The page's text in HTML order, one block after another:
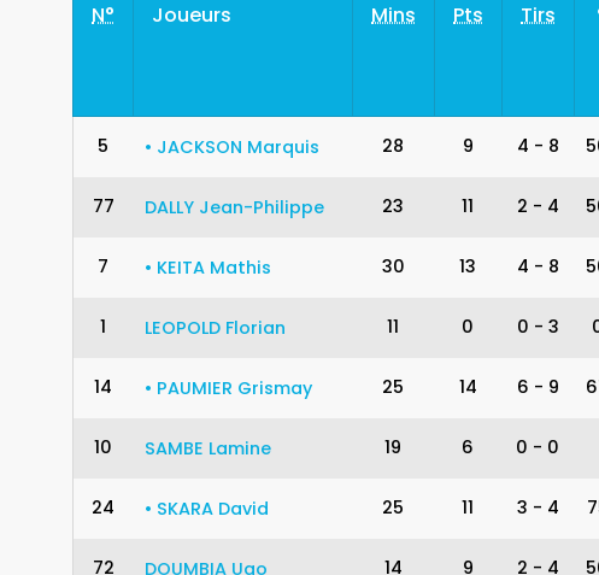
N° Joueurs Mins Pts Tirs
5 • JACKSON Marquis 28 9 4 - 8
77 DALLY Jean-Philippe 23 11 2 - 4
7 • KEITA Mathis 30 13 4 - 8
1 LEOPOLD Florian 11 0 0 - 3
14 • PAUMIER Grismay 25 14 6 - 9
10 SAMBE Lamine 19 6 0 - 0
24 • SKARA David 25 11 3 - 4
72 DOUMBIA Ugo 14 9 2 - 4